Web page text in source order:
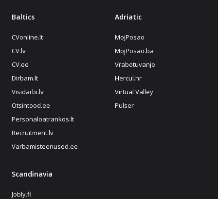
Baltics
CVonline.lt
CV.lv
CV.ee
Dirbam.lt
Visidarbi.lv
Otsintood.ee
Personaloatrankos.lt
Recruitment.lv
Varbamisteenused.ee
Adriatic
MojPosao
MojPosao.ba
Vrabotuvanje
Hercul.hr
Virtual Valley
Pulser
Scandinavia
Jobly.fi